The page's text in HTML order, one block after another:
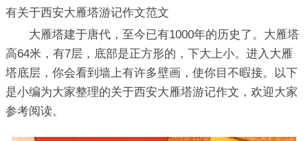
有关于西安大雁塔游记作文范文
大雁塔建于唐代，至今已有1000年的历史了。大雁塔
高64米，有7层，底部是正方形的，下大上小。进入大雁
塔底层，你会看到墙上有许多壁画，使你目不暇接。以下
是小编为大家整理的关于西安大雁塔游记作文，欢迎大家
参考阅读。